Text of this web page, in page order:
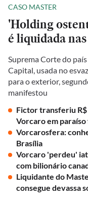
CASO MASTER
'Holding
é liquidada
Suprema Corte do
Capital, usada no
para o exterior,
manifestou
Fictor transferiu R$
Vorcaro em paraíso
Vorcarosfera:
Brasília
Vorcaro 'perdeu'
com bilionário
Liquidante do
consegue devassa